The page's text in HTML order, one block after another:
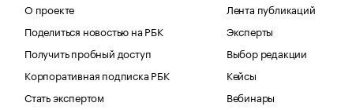
О проекте
Поделиться новостью на РБК
Получить пробный доступ
Корпоративная подписка РБК
Стать экспертом
Лента публикаций
Эксперты
Выбор редакции
Кейсы
Вебинары